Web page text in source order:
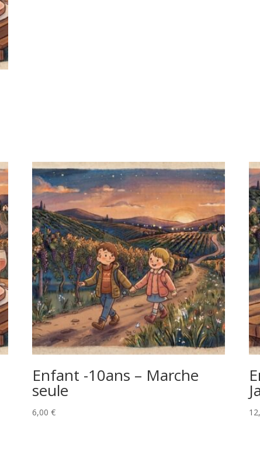
Enfant -10ans – Marche
seule
6,00 €